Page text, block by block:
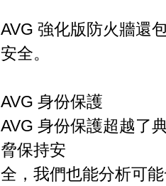
AVG 強化版防火牆還
安全。
AVG 身份保護
AVG 身份保護超越了
脅保持安
全，我們也能分析可